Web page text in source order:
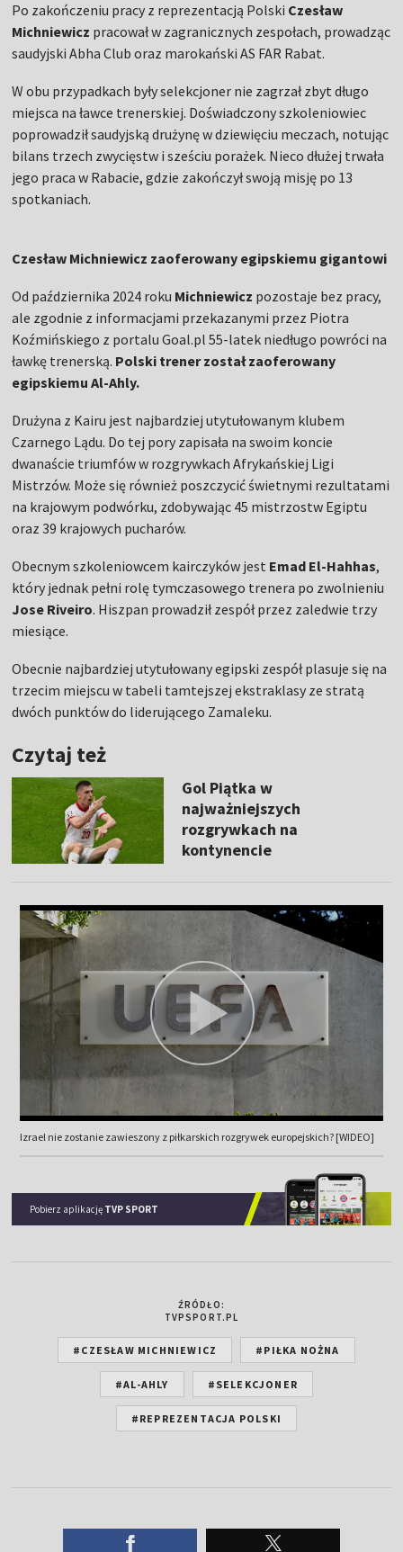
Po zakończeniu pracy z reprezentacją Polski Czesław
Michniewicz pracował w zagranicznych zespołach, prowadząc
saudyjski Abha Club oraz marokański AS FAR Rabat.
W obu przypadkach były selekcjoner nie zagrzał zbyt długo
miejsca na ławce trenerskiej. Doświadczony szkoleniowiec
poprowadził saudyjską drużynę w dziewięciu meczach, notując
bilans trzech zwycięstw i sześciu porażek. Nieco dłużej trwała
jego praca w Rabacie, gdzie zakończył swoją misję po 13
spotkaniach.
Czesław Michniewicz zaoferowany egipskiemu gigantowi
Od października 2024 roku Michniewicz pozostaje bez pracy,
ale zgodnie z informacjami przekazanymi przez Piotra
Koźmińskiego z portalu Goal.pl 55-latek niedługo powróci na
ławkę trenerską. Polski trener został zaoferowany
egipskiemu Al-Ahly.
Drużyna z Kairu jest najbardziej utytułowanym klubem
Czarnego Lądu. Do tej pory zapisała na swoim koncie
dwanaście triumfów w rozgrywkach Afrykańskiej Ligi
Mistrzów. Może się również poszczycić świetnymi rezultatami
na krajowym podwórku, zdobywając 45 mistrzostw Egiptu
oraz 39 krajowych pucharów.
Obecnym szkoleniowcem kairczyków jest Emad El-Hahhas,
który jednak pełni rolę tymczasowego trenera po zwolnieniu
Jose Riveiro. Hiszpan prowadził zespół przez zaledwie trzy
miesiące.
Obecnie najbardziej utytułowany egipski zespół plasuje się na
trzecim miejscu w tabeli tamtejszej ekstraklasy ze stratą
dwóch punktów do liderującego Zamaleku.
Czytaj też
Gol Piątka w
najważniejszych
rozgrywkach na
kontynencie
Izrael nie zostanie zawieszony z piłkarskich rozgrywek europejskich? [WIDEO]
Pobierz aplikację TVP SPORT
ŹRÓDŁO:
TVPSPORT.PL
#CZESŁAW MICHNIEWICZ #PIŁKA NOŻNA
#AL-AHLY #SELEKCJONER
#REPREZENTACJA POLSKI